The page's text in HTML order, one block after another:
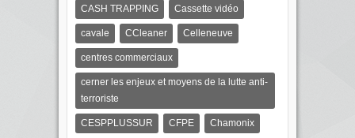
CASH TRAPPING Cassette vidéo
cavale CCleaner Celleneuve
centres commerciaux
cerner les enjeux et moyens de la lutte anti-
terroriste
CESPPLUSSUR CFPE Chamonix